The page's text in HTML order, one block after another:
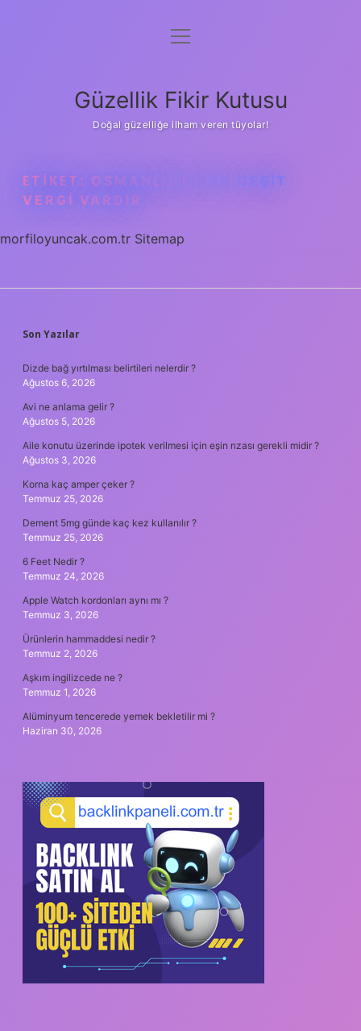
Anasayfa
Yasal Uyarı
menüyü
Güzellik Fikir Kutusu
Doğal güzelliğe ilham veren tüyolar!
ETIKET: OSMANLIDA KAÇ ÇEŞIT
VERGI VARDIR
morfiloyuncak.com.tr Sitemap
SIDEBAR
Son Yazılar
Dizde bağ yırtılması belirtileri nelerdir ?
Ağustos 6, 2026
Avi ne anlama gelir ?
Ağustos 5, 2026
Aile konutu üzerinde ipotek verilmesi için eşin rızası gerekli midir ?
Ağustos 3, 2026
Korna kaç amper çeker ?
Temmuz 25, 2026
Dement 5mg günde kaç kez kullanılır ?
Temmuz 25, 2026
6 Feet Nedir ?
Temmuz 24, 2026
Apple Watch kordonları aynı mı ?
Temmuz 3, 2026
Ürünlerin hammaddesi nedir ?
Temmuz 2, 2026
Aşkım ingilizcede ne ?
Temmuz 1, 2026
Alüminyum tencerede yemek bekletilir mi ?
Haziran 30, 2026